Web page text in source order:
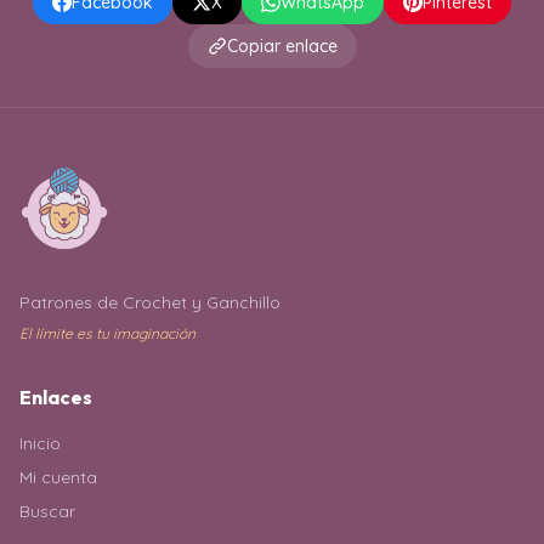
Copiar enlace
Patrones de Crochet y Ganchillo
El límite es tu imaginación
Enlaces
Inicio
Mi cuenta
Buscar